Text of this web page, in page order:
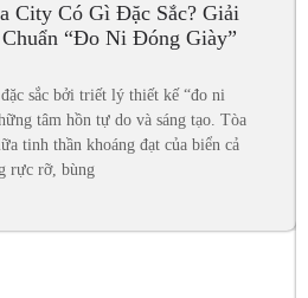
City Có Gì Đặc Sắc? Giải
“Đo Ni Đóng Giày”
sắc bởi triết lý thiết kế “đo ni
tâm hồn tự do và sáng tạo. Tòa
tinh thần khoáng đạt của biển cả
rực rỡ, bùng